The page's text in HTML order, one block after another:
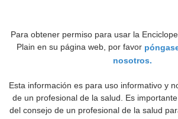
Para obtener permiso para usar la
Plain en su página web, por favor
nosotros.
Esta información es para uso informativo y
de un profesional de la salud. Es
del consejo de un profesional de la salud